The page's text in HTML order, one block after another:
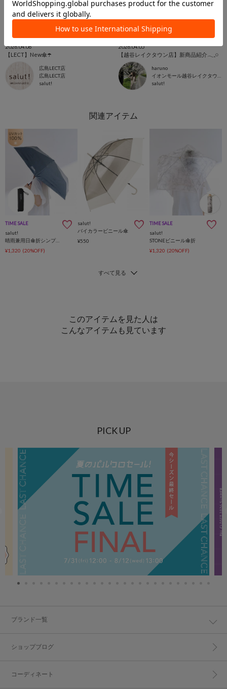
2026.04.08
【LECT】New傘☂️
広島LECT店
広島LECT店
salut!
2026.04.05
【越谷レイクタウン店】新商品紹介𓂃𓈒𓏸
haruno
salut!
TIME SALE
salut!
¥1,320 (20%OFF)
salut!
バイカラービニール傘
¥550
TIME SALE
salut!
STONEビニール傘折
¥1,320 (20%OFF)
このアイテムを見た人は
こんなアイテムも見ています
PICK UP
ブランド一覧
ショップブログ
コーディネート